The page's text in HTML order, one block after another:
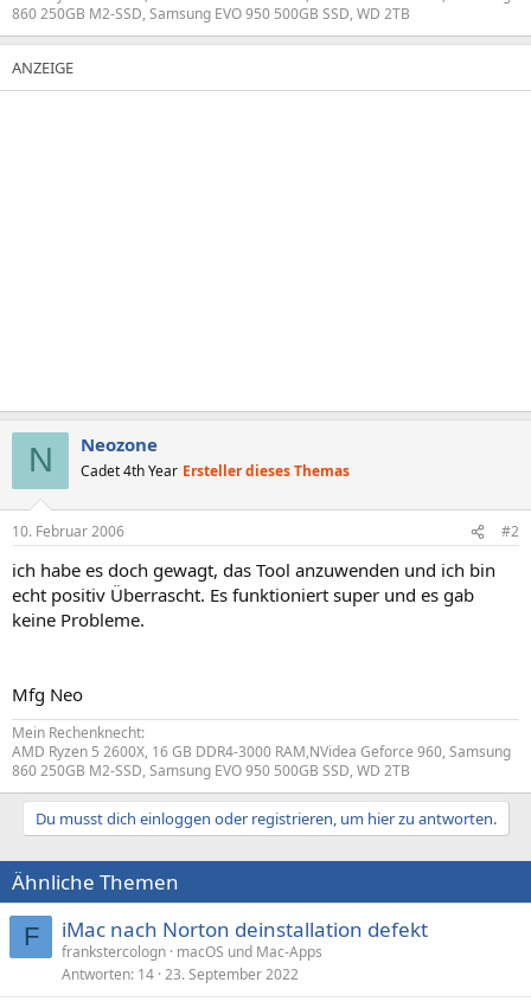
860 250GB M2-SSD, Samsung EVO 950 500GB SSD, WD 2TB
N Neozone
Cadet 4th Year Ersteller dieses Themas
10. Februar 2006 #2
ich habe es doch gewagt, das Tool anzuwenden und ich bin
echt positiv Überrascht. Es funktioniert super und es gab
keine Probleme.
Mfg Neo
Mein Rechenknecht:
AMD Ryzen 5 2600X, 16 GB DDR4-3000 RAM,NVidea Geforce 960, Samsung
860 250GB M2-SSD, Samsung EVO 950 500GB SSD, WD 2TB
Du musst dich einloggen oder registrieren, um hier zu antworten.
Ähnliche Themen
F iMac nach Norton deinstallation defekt
frankstercologn macOS und Mac-Apps
Antworten 14 23. September 2022